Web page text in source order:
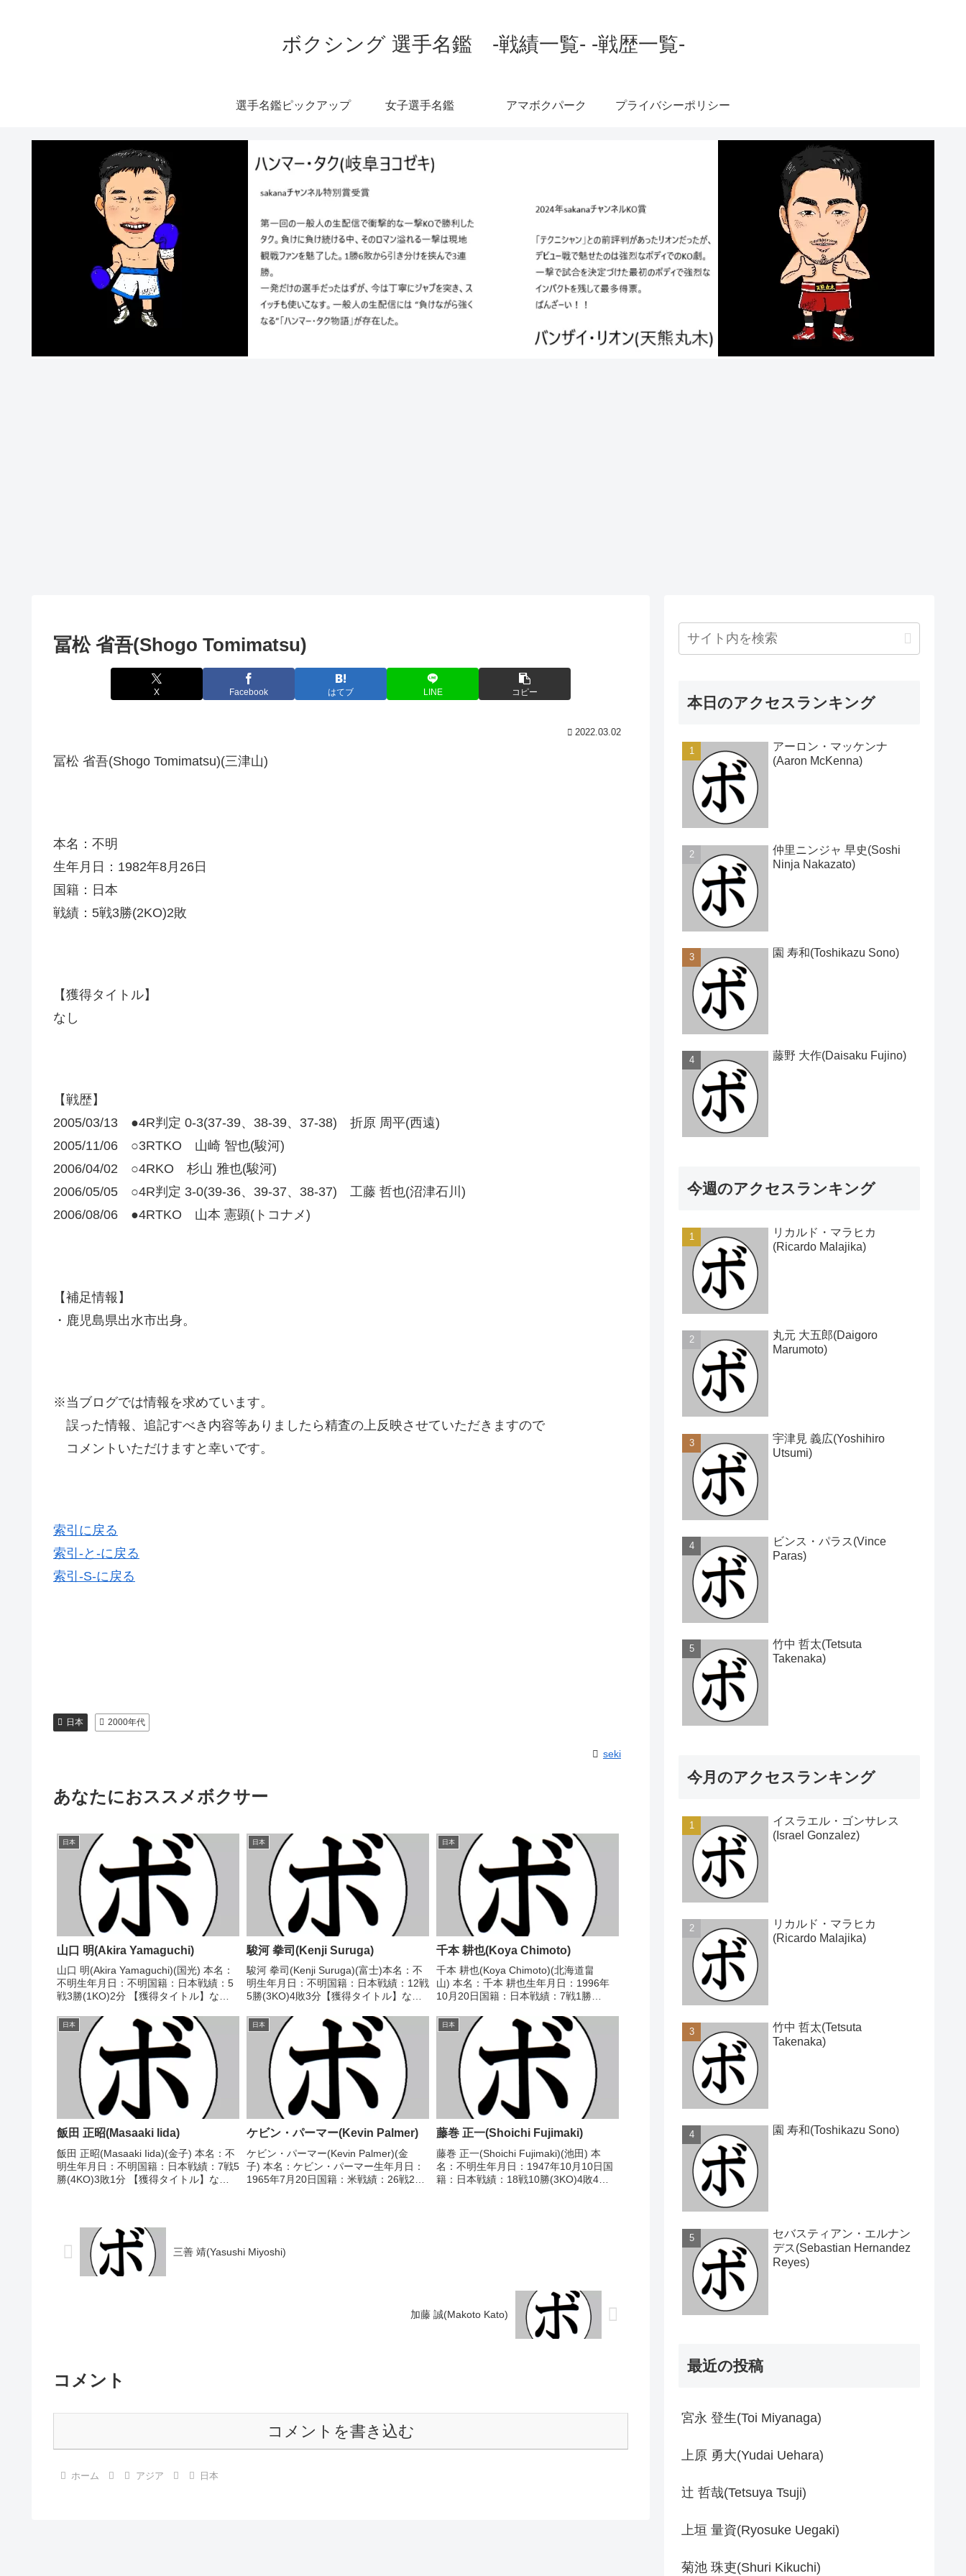
ボクシング 選手名鑑 -戦績一覧- -戦歴一覧-
選手名鑑ピックアップ 女子選手名鑑 アマボクパーク プライバシーポリシー
冨松 省吾(Shogo Tomimatsu)
X Facebook はてブ LINE コピー
2022.03.02
冨松 省吾(Shogo Tomimatsu)(三津山)
本名：不明
生年月日：1982年8月26日
国籍：日本
戦績：5戦3勝(2KO)2敗
【獲得タイトル】
なし
【戦歴】
2005/03/13 ●4R判定 0-3(37-39、38-39、37-38) 折原 周平(西遠)
2005/11/06 ○3RTKO 山崎 智也(駿河)
2006/04/02 ○4RKO 杉山 雅也(駿河)
2006/05/05 ○4R判定 3-0(39-36、39-37、38-37) 工藤 哲也(沼津石川)
2006/08/06 ●4RTKO 山本 憲顕(トコナメ)
【補足情報】
・鹿児島県出水市出身。
※当ブログでは情報を求めています。
誤った情報、追記すべき内容等ありましたら精査の上反映させていただきますので
コメントいただけますと幸いです。
索引に戻る
索引-と-に戻る
索引-S-に戻る
日本 2000年代
seki
あなたにおススメボクサー
日本
山口 明(Akira Yamaguchi)
山口 明(Akira Yamaguchi)(国光) 本名：
不明生年月日：不明国籍：日本戦績：5
戦3勝(1KO)2分 【獲得タイトル】な
不明) 群司 登(野口)1955/09/02 ○4R
判...
日本
駿河 拳司(Kenji Suruga)
駿河 拳司(Kenji Suruga)(富士)本名：不
明生年月日：不明国籍：日本戦績：12戦
5勝(3KO)4敗3分【獲得タイトル】なし
人王予選1947/12/13 ○2RKO 斉藤 金
吾(日東)※東日...
日本
千本 耕也(Koya Chimoto)
千本 耕也(Koya Chimoto)(北海道畠
山) 本名：千本 耕也生年月日：1996年
10月20日国籍：日本戦績：7戦1勝
し 【戦歴】2023/09/24 ●4R判定 0-
3(36-39、36-40...
日本
飯田 正昭(Masaaki Iida)
飯田 正昭(Masaaki Iida)(金子) 本名：不
明生年月日：不明国籍：日本戦績：7戦5
勝(4KO)3敗1分 【獲得タイトル】な
日本
ケビン・パーマー(Kevin Palmer)
ケビン・パーマー(Kevin Palmer)(金
子) 本名：ケビン・パーマー生年月日：
1965年7月20日国籍：米戦績：26戦24
日本
藤巻 正一(Shoichi Fujimaki)
藤巻 正一(Shoichi Fujimaki)(池田) 本
名：不明生年月日：1947年10月10日国
籍：日本戦績：18戦10勝(3KO)4敗4
三善 靖(Yasushi Miyoshi)
加藤 誠(Makoto Kato)
コメント
コメントを書き込む
ホーム アジア 日本
本日のアクセスランキング
アーロン・マッケンナ
(Aaron McKenna)
仲里ニンジャ 早史(Soshi
Ninja Nakazato)
園 寿和(Toshikazu Sono)
藤野 大作(Daisaku Fujino)
今週のアクセスランキング
リカルド・マラヒカ
(Ricardo Malajika)
丸元 大五郎(Daigoro
Marumoto)
宇津見 義広(Yoshihiro
Utsumi)
ビンス・パラス(Vince
Paras)
竹中 哲太(Tetsuta
Takenaka)
今月のアクセスランキング
イスラエル・ゴンサレス
(Israel Gonzalez)
リカルド・マラヒカ
(Ricardo Malajika)
竹中 哲太(Tetsuta
Takenaka)
園 寿和(Toshikazu Sono)
セバスティアン・エルナン
デス(Sebastian Hernandez
Reyes)
最近の投稿
宮永 登生(Toi Miyanaga)
上原 勇大(Yudai Uehara)
辻 哲哉(Tetsuya Tsuji)
上垣 量資(Ryosuke Uegaki)
菊池 珠吏(Shuri Kikuchi)